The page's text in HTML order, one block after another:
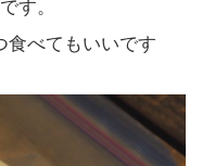
す。
食べてもいいです